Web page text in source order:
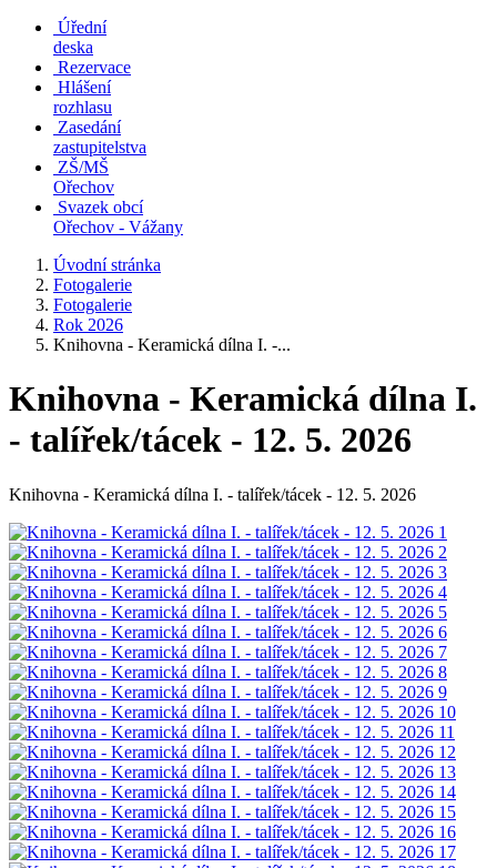
Úřední
deska
Rezervace
Hlášení
rozhlasu
Zasedání
zastupitelstva
ZŠ/MŠ
Ořechov
Svazek obcí
Ořechov - Vážany
Úvodní stránka
Fotogalerie
Fotogalerie
Rok 2026
Knihovna - Keramická dílna I. -...
Knihovna - Keramická dílna I.
- talířek/tácek - 12. 5. 2026
Knihovna - Keramická dílna I. - talířek/tácek - 12. 5. 2026